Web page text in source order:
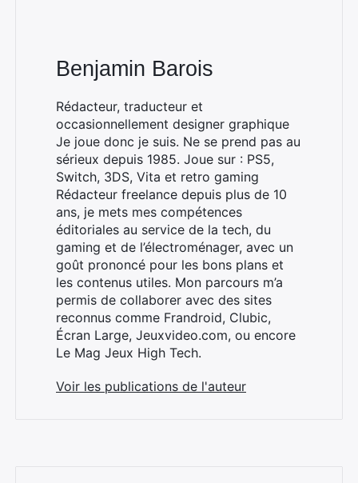
Benjamin Barois
Rédacteur, traducteur et
occasionnellement designer graphique
Je joue donc je suis. Ne se prend pas au
sérieux depuis 1985. Joue sur : PS5,
Switch, 3DS, Vita et retro gaming
Rédacteur freelance depuis plus de 10
ans, je mets mes compétences
éditoriales au service de la tech, du
gaming et de l’électroménager, avec un
goût prononcé pour les bons plans et
les contenus utiles. Mon parcours m’a
permis de collaborer avec des sites
reconnus comme Frandroid, Clubic,
Écran Large, Jeuxvideo.com, ou encore
Le Mag Jeux High Tech.
Voir les publications de l'auteur